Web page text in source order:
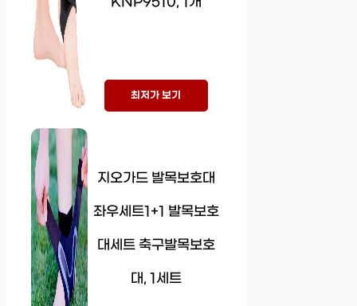
최저가 보기
지오가드 발목보호대
좌우세트1+1 발목보호
대세트 축구발목보호
대, 1세트